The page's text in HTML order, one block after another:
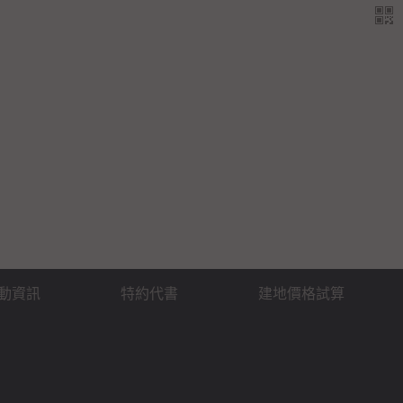
資訊 特約代書 建地價格試算